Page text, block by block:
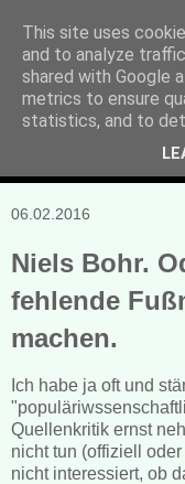
Manuela
Bücher, Blogs & mehr
06.02.2016
Niels Bohr.
fehlende
machen.
Ich habe ja oft und
Quellenkritik ernst
nicht tun (offiziell
nicht interessiert, ob
This site uses
and to analyze
shared with Google
metrics to ensure
statistics, and to